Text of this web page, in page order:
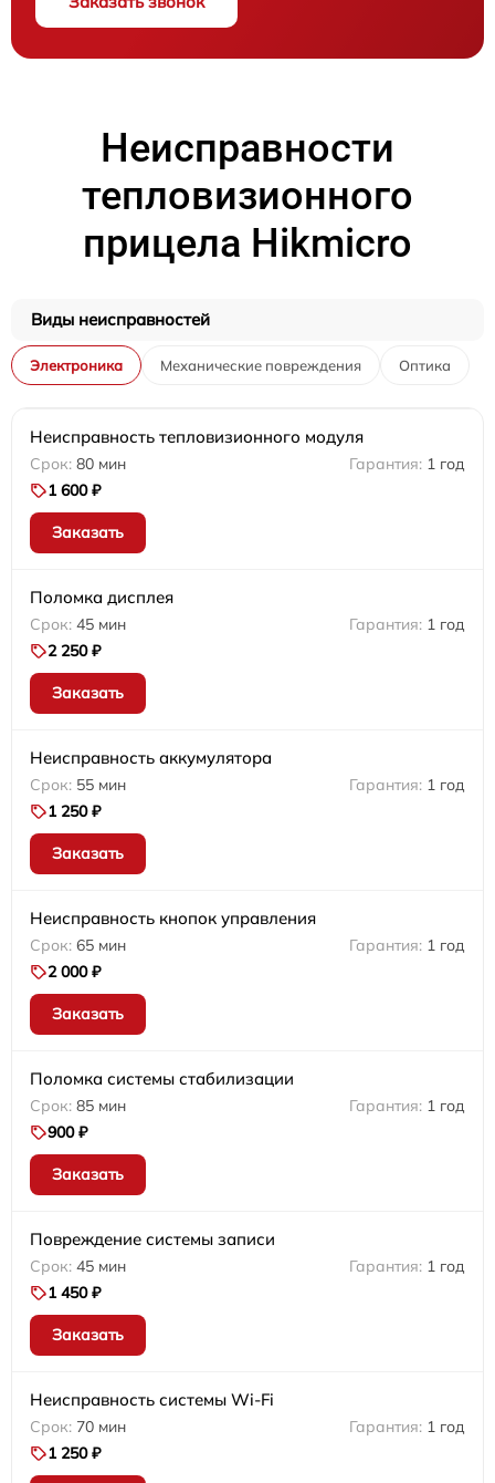
Неисправности
тепловизионного
прицела Hikmicro
Виды неисправностей
Электроника Механические повреждения Оптика
Неисправность тепловизионного модуля
80 мин
1 год
1 600 ₽
Заказать
Поломка дисплея
45 мин
1 год
2 250 ₽
Заказать
Неисправность аккумулятора
55 мин
1 год
1 250 ₽
Заказать
Неисправность кнопок управления
65 мин
1 год
2 000 ₽
Заказать
Поломка системы стабилизации
85 мин
1 год
900 ₽
Заказать
Повреждение системы записи
45 мин
1 год
1 450 ₽
Заказать
Неисправность системы Wi-Fi
70 мин
1 год
1 250 ₽